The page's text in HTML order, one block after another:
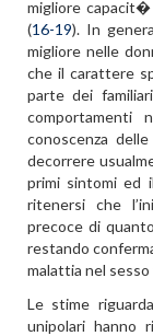
migliore
(16-19). In
migliore nelle
che il carattere
parte dei
comportamenti
conoscenza
decorrere
primi sintomi ed
ritenersi che
precoce di
restando
malattia nel
Le stime
unipolari hanno